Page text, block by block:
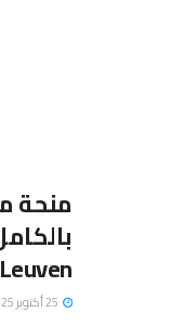
Leuven البلجيكية